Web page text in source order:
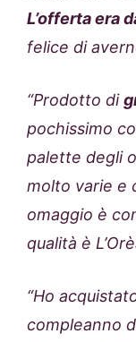
L’offerta era
felice di
“Prodotto di
pochissimo
palette degli
molto varie e
omaggio è
qualità è
“Ho
compleanno